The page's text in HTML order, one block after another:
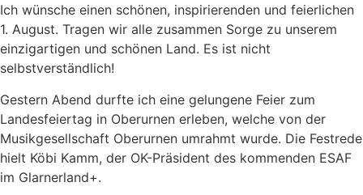
Ich wünsche einen schönen, inspirierenden und feierlichen
1. August. Tragen wir alle zusammen Sorge zu unserem
einzigartigen und schönen Land. Es ist nicht
selbstverständlich!
Gestern Abend durfte ich eine gelungene Feier zum
Landesfeiertag in Oberurnen erleben, welche von der
Musikgesellschaft Oberurnen umrahmt wurde. Die Festrede
hielt Köbi Kamm, der OK-Präsident des kommenden ESAF
im Glarnerland+.